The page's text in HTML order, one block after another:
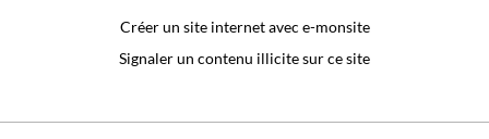
Créer un site internet avec e-monsite
Signaler un contenu illicite sur ce site